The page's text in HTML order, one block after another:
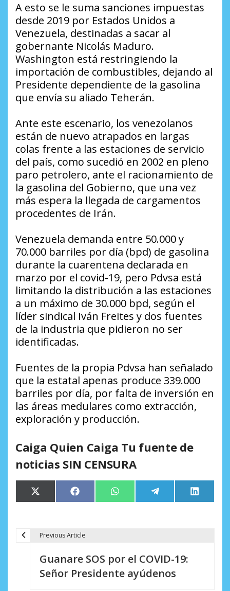
A esto se le suma sanciones impuestas
desde 2019 por Estados Unidos a
Venezuela, destinadas a sacar al
gobernante Nicolás Maduro.
Washington está restringiendo la
importación de combustibles, dejando al
Presidente dependiente de la gasolina
que envía su aliado Teherán.
Ante este escenario, los venezolanos
están de nuevo atrapados en largas
colas frente a las estaciones de servicio
del país, como sucedió en 2002 en pleno
paro petrolero, ante el racionamiento de
la gasolina del Gobierno, que una vez
más espera la llegada de cargamentos
procedentes de Irán.
Venezuela demanda entre 50.000 y
70.000 barriles por día (bpd) de gasolina
durante la cuarentena declarada en
marzo por el covid-19, pero Pdvsa está
limitando la distribución a las estaciones
a un máximo de 30.000 bpd, según el
líder sindical Iván Freites y dos fuentes
de la industria que pidieron no ser
identificadas.
Fuentes de la propia Pdvsa han señalado
que la estatal apenas produce 339.000
barriles por día, por falta de inversión en
las áreas medulares como extracción,
exploración y producción.
Caiga Quien Caiga Tu fuente de
noticias SIN CENSURA
Compartir
en
X
(Twitter)
Compartir
en
Facebook Compartir
en
WhatsApp Compartir
en
Telegram
en
LinkedIn
Previous Article
Guanare SOS por el COVID-19:
Señor Presidente ayúdenos